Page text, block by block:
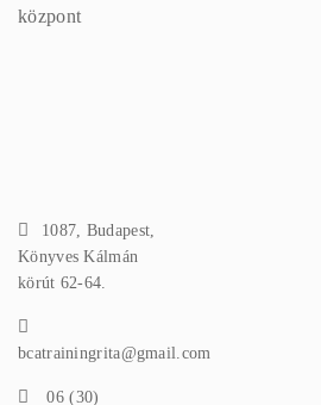
központ
1087, Budapest,
Könyves Kálmán
körút 62-64.
bcatrainingrita@gmail.com
06 (30)